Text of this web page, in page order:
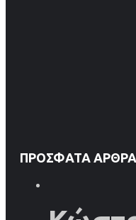
ΠΡΌΣΦΑΤΑ ΆΡΘΡΑ